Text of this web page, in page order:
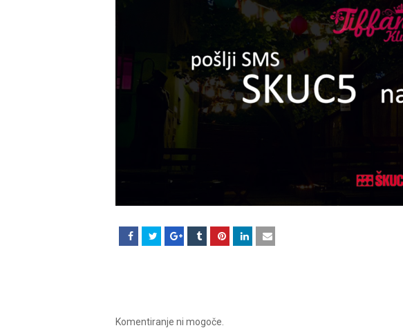
Komentiranje ni mogoče.